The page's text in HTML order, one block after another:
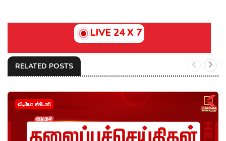
LIVE 24 X 7
RELATED POSTS
வீடியோ ஸ்டோரி